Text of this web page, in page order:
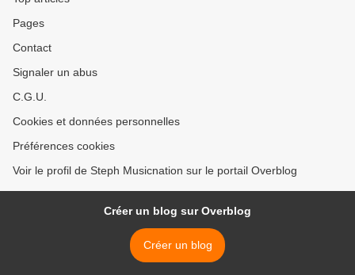
Pages
Contact
Signaler un abus
C.G.U.
Cookies et données personnelles
Préférences cookies
Voir le profil de Steph Musicnation sur le portail Overblog
Créer un blog sur Overblog
Créer un blog